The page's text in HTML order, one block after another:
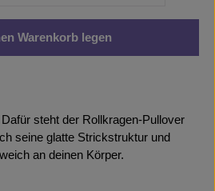
Warenkorb legen
steht der Rollkragen-Pullover
seine glatte Strickstruktur und
an deinen Körper.